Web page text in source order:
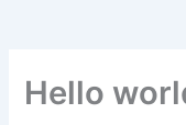
Hello